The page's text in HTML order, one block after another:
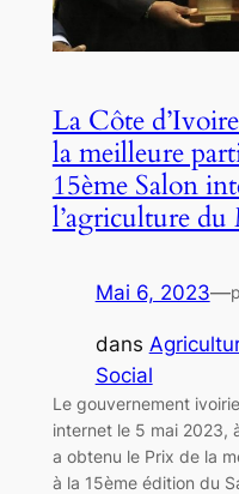
La Côte
la meilleure
15ème Salon
l’agriculture du
Mai 6, 2023—
dans
Social
Le gouvernement
internet le 5 mai 2023,
a obtenu le Prix de la
à la 15ème édition du